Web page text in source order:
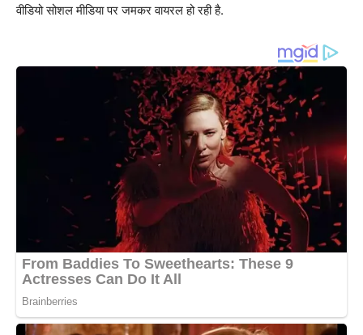
वीडियो सोशल मीडिया पर जमकर वायरल हो रही है.